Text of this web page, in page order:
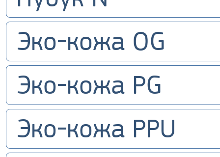
Эко-кожа OG
Эко-кожа PG
Эко-кожа PPU